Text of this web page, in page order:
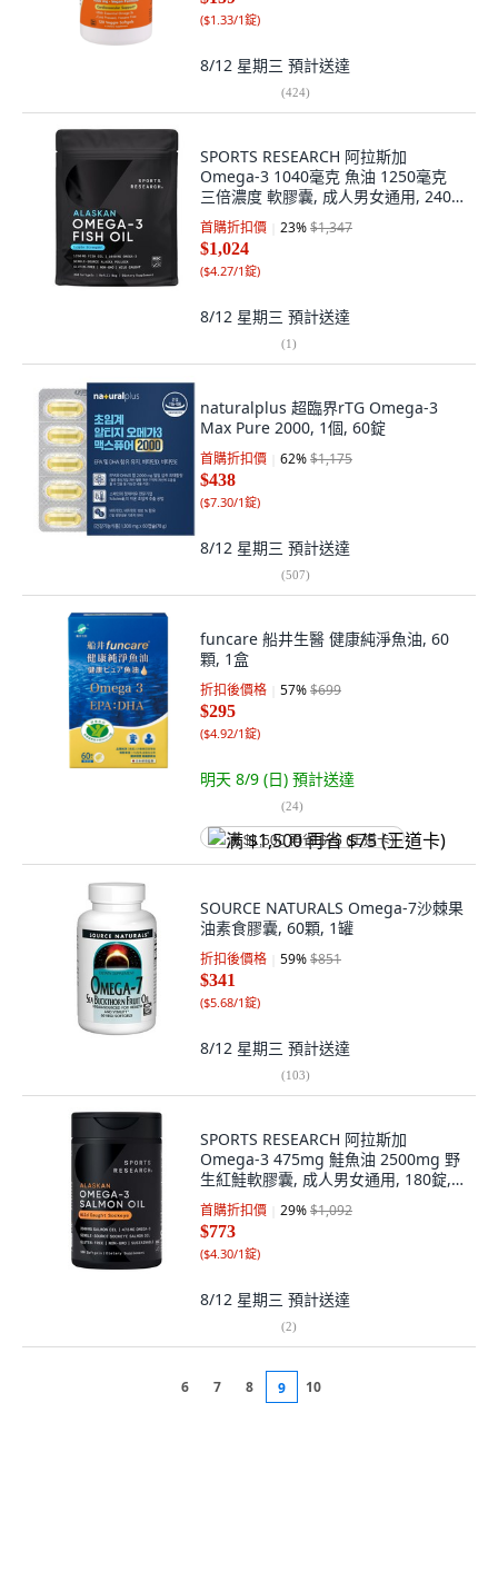
($1.33/1錠)
8/12 星期三 預計送達
(424)
SPORTS RESEARCH 阿拉斯加
Omega-3 1040毫克 魚油 1250毫克
三倍濃度 軟膠囊, 成人男女通用, 240
錠, 1個
首購折扣價 23%$1,347
$1,024
($4.27/1錠)
8/12 星期三 預計送達
(1)
naturalplus 超臨界rTG Omega-3
Max Pure 2000, 1個, 60錠
首購折扣價 62%$1,175
$438
($7.30/1錠)
8/12 星期三 預計送達
(507)
funcare 船井生醫 健康純淨魚油, 60
顆, 1盒
折扣後價格 57%$699
$295
($4.92/1錠)
明天 8/9 (日) 預計送達
(24)
满 $1,500 再省 $75 (王道卡)
SOURCE NATURALS Omega-7沙棘果
油素食膠囊, 60顆, 1罐
折扣後價格 59%$851
$341
($5.68/1錠)
8/12 星期三 預計送達
(103)
SPORTS RESEARCH 阿拉斯加
Omega-3 475mg 鮭魚油 2500mg 野
生紅鮭軟膠囊, 成人男女通用, 180錠, 1
個
首購折扣價 29%$1,092
$773
($4.30/1錠)
8/12 星期三 預計送達
(2)
6 7 8 9 10